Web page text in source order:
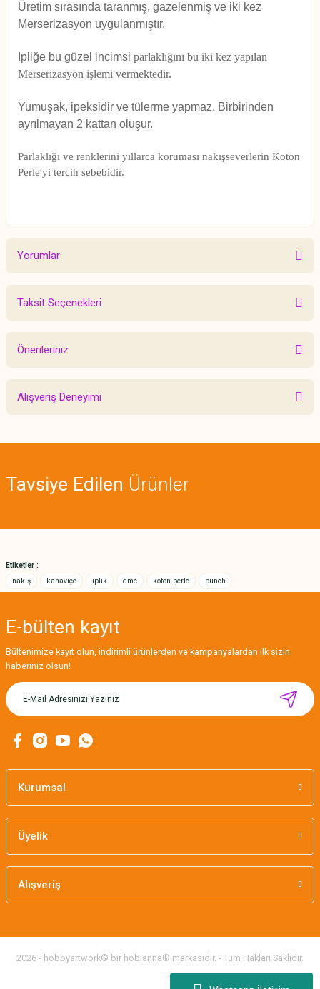
Üretim sırasında taranmış, gazelenmiş ve iki kez
Merserizasyon uygulanmıştır.
Ipliğe bu güzel incimsi parlaklığını bu iki kez yapılan
Merserizasyon işlemi vermektedir.
Yumuşak, ipeksidir ve tülerme yapmaz. Birbirinden
ayrılmayan 2 kattan oluşur.
Parlaklığı ve renklerini yıllarca koruması nakışseverlerin Koton
Perle'yi tercih sebebidir.
Yorumlar
Taksit Seçenekleri
Önerileriniz
Bu ürünün fiyat bilgisi, resim, ürün açıklamalarında ve diğer konularda
yetersiz gördüğünüz noktaları öneri formunu kullanarak tarafımıza
Ürün açıklamasında eksik bilgiler bulunuyor.
Alışveriş Deneyimi
Tavsiye Edilen Ürünler
CÂLIN İŞLENEBİLİR HEDİYE KARTLARI / 12'Lİ
169,00 TL
Etiketler :
nakış
kanaviçe iplik dmc koton perle punch
E-bülten kayıt
Bültenimize kayıt olun, indirimli ürünlerden ve kampanyalardan ilk sizin
haberiniz olsun!
Kurumsal
Üyelik
Alışveriş
2026 - hobbyartwork® bir hobianna® markasıdır. - Tüm Hakları Saklıdır.